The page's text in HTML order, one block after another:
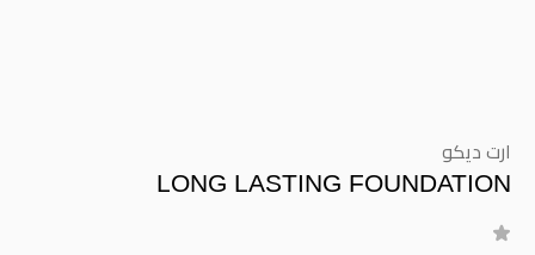
ارت ديكو
LONG LASTING FOUNDATION